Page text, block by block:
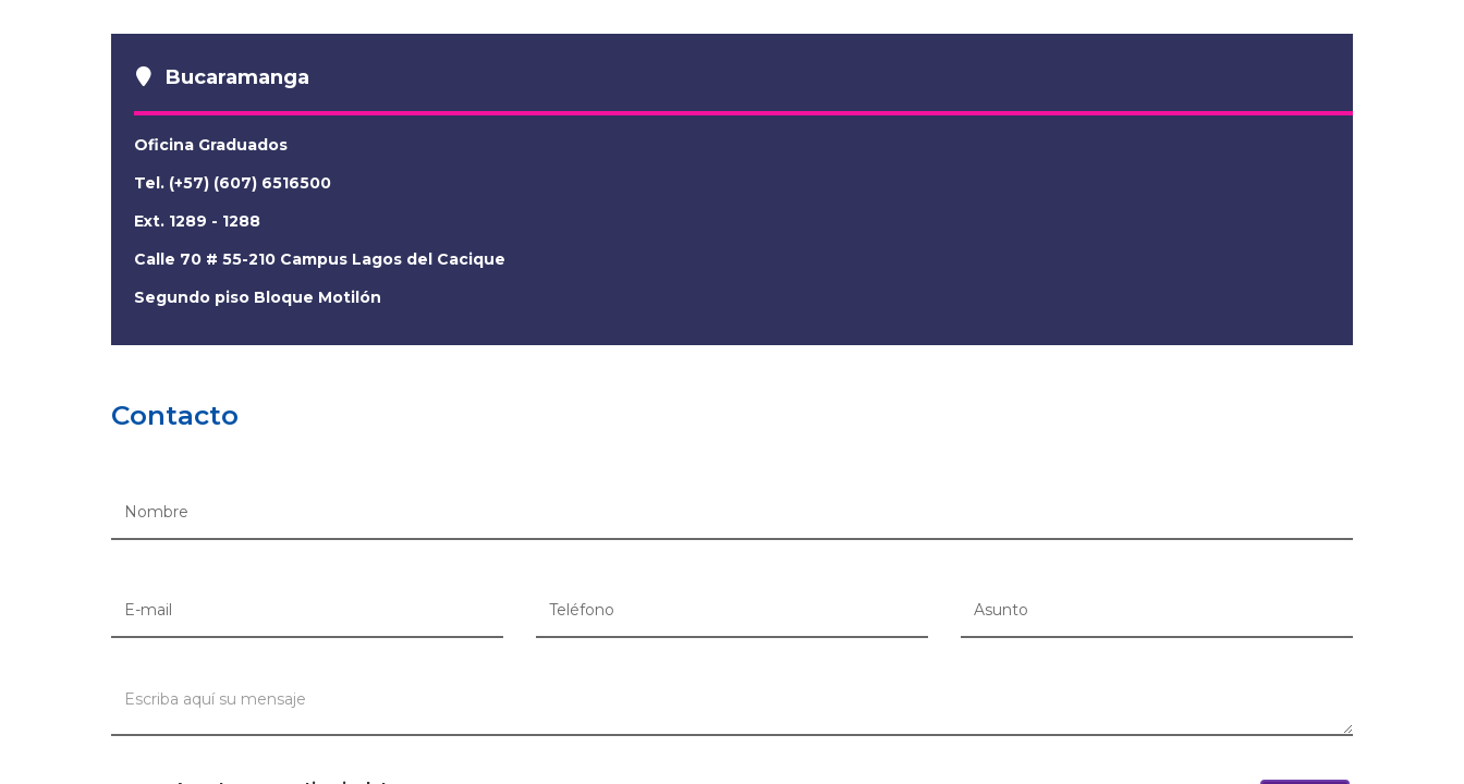
Bucaramanga
Oficina Graduados
Tel. (+57) (607) 6516500
Ext. 1289 - 1288
Calle 70 # 55-210 Campus Lagos del Cacique
Segundo piso Bloque Motilón
Contacto